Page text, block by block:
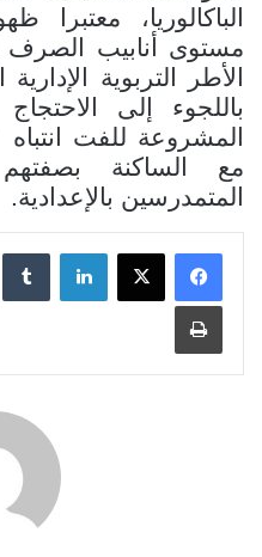
الباكالوريا،
مستوى أنابيب
الأطر التربوية
باللجوء إلى
المشروعة للفت انتباه
مع الساكنة بصفتهم
المتمدرسين بالإعدادية.
لينكدإن
طباعة